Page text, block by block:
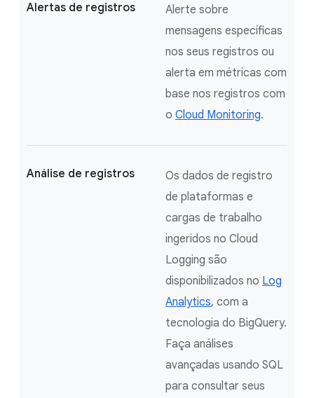
Alertas de registros
Alerte sobre
mensagens específicas
nos seus registros ou
alerta em métricas com
base nos registros com
o Cloud Monitoring.
Análise de registros
Os dados de registro
de plataformas e
cargas de trabalho
ingeridos no Cloud
Logging são
disponibilizados no Log
Analytics, com a
tecnologia do BigQuery.
Faça análises
avançadas usando SQL
para consultar seus